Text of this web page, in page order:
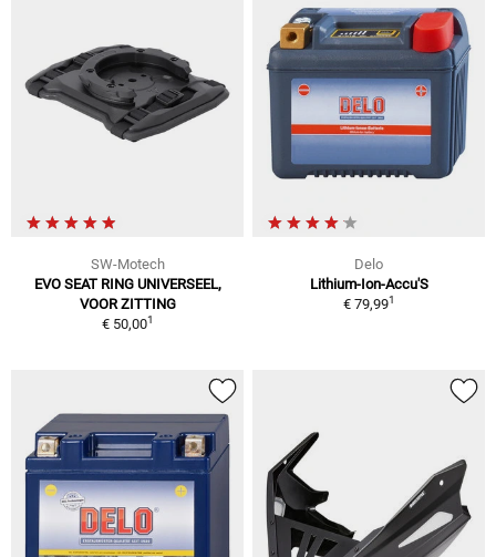
SW-Motech
EVO SEAT RING UNIVERSEEL,
VOOR ZITTING
€ 50,001
Delo
Lithium-Ion-Accu'S
€ 79,991